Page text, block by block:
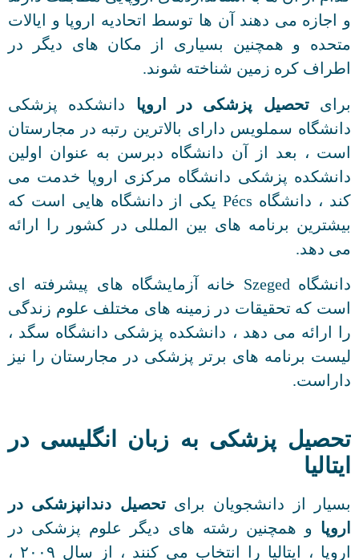
و اجازه می دهند آن ها توسط اتحادیه اروپا و ایالات
متحده و همچنین بسیاری از مکان های دیگر در
اطراف کره زمین شناخته شوند.
برایتحصیل پزشکی در اروپا دانشکده پزشکی
دانشگاه سملویس دارای بالاترین رتبه در مجارستان
است ، بعد از آن دانشگاه دبرسن به عنوان اولین
دانشکده پزشکی دانشگاه مرکزی اروپا خدمت می
کند ، دانشگاه Pécs یکی از دانشگاه هایی است که
بیشترین برنامه های بین المللی در کشور را ارائه
می دهد.
دانشگاه Szeged خانه آزمایشگاه های پیشرفته ای
است که تحقیقات در زمینه های مختلف علوم زندگی
را ارائه می دهد ، دانشکده پزشکی دانشگاه سگد ،
لیست برنامه های برتر پزشکی در مجارستان را نیز
داراست.
تحصیل پزشکی به زبان انگلیسی در
ایتالیا
بسیار از دانشجویان برایتحصیل دندانپزشکی در
اروپا و همچنین رشته های دیگر علوم پزشکی در
اروپا ، ایتالیا را انتخاب می کنند ، از سال ۲۰۰۹ ،